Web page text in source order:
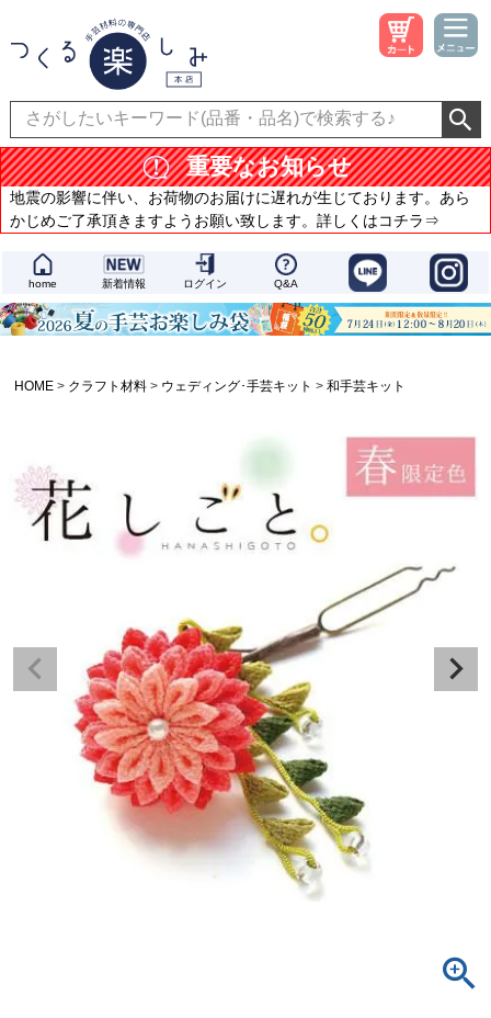
重要なお知らせ
地震の影響に伴い、お荷物のお届けに遅れが生じております。あら
かじめご了承頂きますようお願い致します。詳しくはコチラ⇒
home 新着情報 ログイン Q&A
HOME クラフト材料 ウェディング･手芸キット 和手芸キット